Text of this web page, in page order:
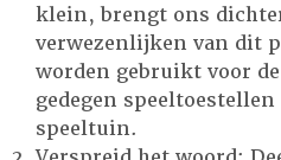
klein, brengt ons
verwezenlijken van dit
worden gebruikt voor
gedegen speeltoestellen
speeltuin.